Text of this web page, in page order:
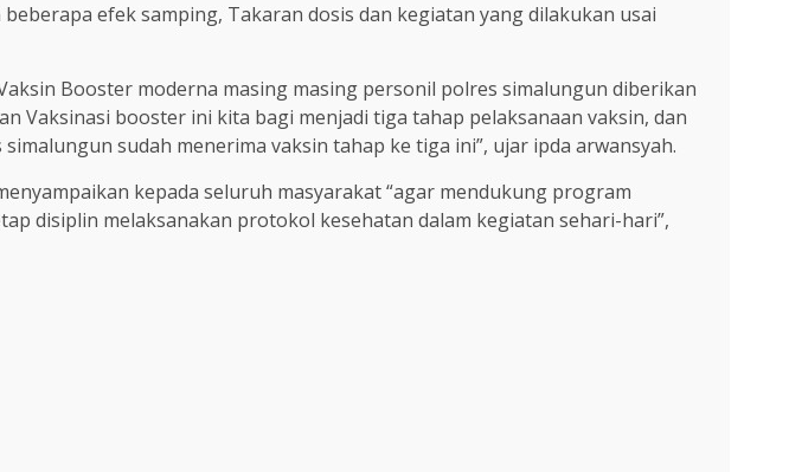
efek samping, Takaran dosis dan kegiatan yang dilakukan usai
Booster moderna masing masing personil polres simalungun diberikan
Vaksinasi booster ini kita bagi menjadi tiga tahap pelaksanaan vaksin, dan
sudah menerima vaksin tahap ke tiga ini”, ujar ipda arwansyah.
kepada seluruh masyarakat “agar mendukung program
disiplin melaksanakan protokol kesehatan dalam kegiatan sehari-hari”,